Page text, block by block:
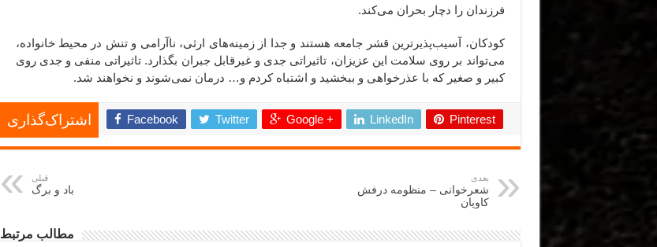
فرزندان را دچار بحران می‌کند.
کودکان، آسیب‌پذیرترین قشر جامعه هستند و جدا از زمینه‌های ارثی، ناآرامی و تنش در محیط خانواده،
می‌تواند بر روی سلامت این عزیزان، تاثیراتی جدی و غیرقابل جبران بگذارد. تاثیراتی منفی و جدی روی
کبیر و صغیر که با عذرخواهی و ببخشید و اشتباه کردم و… درمان نمی‌شوند و نخواهند شد.
اشتراک‌گذاری Facebook Twitter Google + LinkedIn Pinterest
قبلی
باد و برگ
بعدی
شعرخوانی – منظومه درفش
کاویان
مطالب مرتبط